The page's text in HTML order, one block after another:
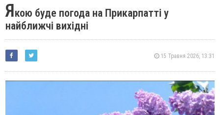
Якою буде погода на Прикарпатті у
найближчі вихідні
15 Травня 2026, 13:31